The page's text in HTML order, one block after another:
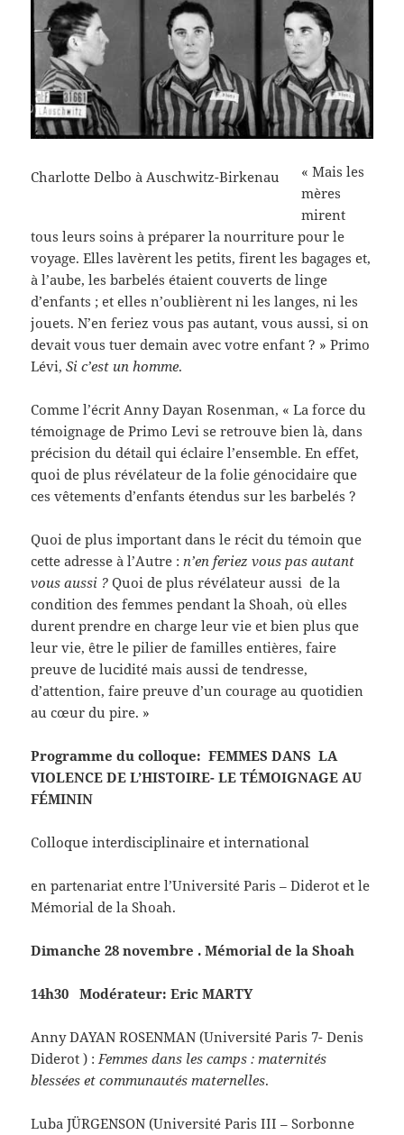
Charlotte Delbo à Auschwitz-Birkenau
« Mais les
mères
mirent
tous leurs soins à préparer la nourriture pour le
voyage. Elles lavèrent les petits, firent les bagages et,
à l’aube, les barbelés étaient couverts de linge
d’enfants ; et elles n’oublièrent ni les langes, ni les
jouets. N’en feriez vous pas autant, vous aussi, si on
devait vous tuer demain avec votre enfant ? » Primo
Lévi,Si c’est un homme.
Comme l’écrit Anny Dayan Rosenman, « La force du
témoignage de Primo Levi se retrouve bien là, dans
précision du détail qui éclaire l’ensemble. En effet,
quoi de plus révélateur de la folie génocidaire que
ces vêtements d’enfants étendus sur les barbelés ?
Quoi de plus important dans le récit du témoin que
cette adresse à l’Autre :n’en feriez vous pas autant
vous aussi ? Quoi de plus révélateur aussi de la
condition des femmes pendant la Shoah, où elles
durent prendre en charge leur vie et bien plus que
leur vie, être le pilier de familles entières, faire
preuve de lucidité mais aussi de tendresse,
d’attention, faire preuve d’un courage au quotidien
au cœur du pire. »
Programme du colloque: FEMMES DANS LA
VIOLENCE DE L’HISTOIRE- LE TÉMOIGNAGE AU
FÉMININ
Colloque interdisciplinaire et international
en partenariat entre l’Université Paris – Diderot et le
Mémorial de la Shoah.
Dimanche 28 novembre . Mémorial de la Shoah
14h30 Modérateur: Eric MARTY
Anny DAYAN ROSENMAN (Université Paris 7- Denis
Diderot ) :Femmes dans les camps : maternités
blessées et communautés maternelles.
Luba JÜRGENSON (Université Paris III – Sorbonne